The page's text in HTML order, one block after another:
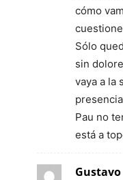
cómo
Sólo
sin
vaya a la
Pau no
está a
Gustavo